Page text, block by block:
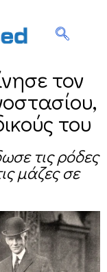
τον
του
τις ρόδες
μάζες σε